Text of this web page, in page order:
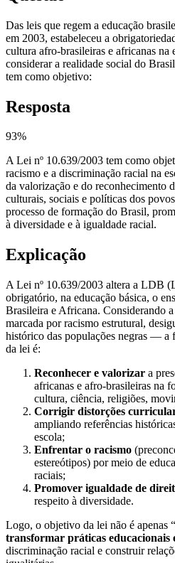
Das leis que regem a educação
em 2003, estabeleceu a
cultura afro-brasileiras e africanas na
considerar a realidade social do
tem como objetivo:
Resposta
93%
A Lei nº 10.639/2003 tem como
racismo e a discriminação racial na
da valorização e do reconhecimento
culturais, sociais e políticas dos
processo de formação do Brasil,
à diversidade e à igualdade racial.
Explicação
A Lei nº 10.639/2003 altera a LDB
obrigatório, na educação básica, o
Brasileira e Africana. Considerando
marcada por racismo estrutural,
histórico das populações negras — a
da lei é:
Reconhecer e valorizar a
africanas e afro-brasileiras na
cultura, ciência, religiões,
Corrigir distorções
ampliando referências
escola;
Enfrentar o racismo
estereótipos) por meio de
raciais;
Promover igualdade de
respeito à diversidade.
Logo, o objetivo da lei não é apenas
transformar práticas educacionais
discriminação racial e construir